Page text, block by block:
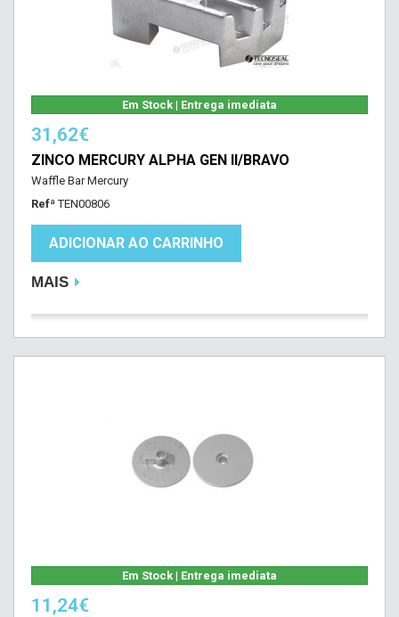
Em Stock | Entrega imediata
31,62€
ZINCO MERCURY ALPHA GEN II/BRAVO
Waffle Bar Mercury
Refª TEN00806
ADICIONAR AO CARRINHO
MAIS
Em Stock | Entrega imediata
11,24€